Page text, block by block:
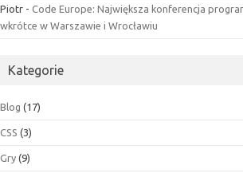
Piotr - Code Europe: Największa konferencja
wkrótce w Warszawie i Wrocławiu
Kategorie
Blog (17)
CSS (3)
Gry (9)